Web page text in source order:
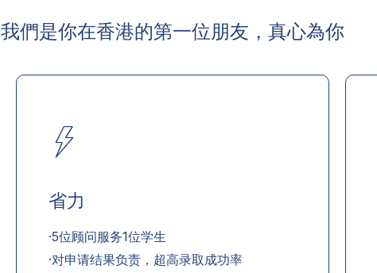
我們是你在香港的第一位朋友，真心為你
省力
·5位顾问服务1位学生
·对申请结果负责，超高录取成功率